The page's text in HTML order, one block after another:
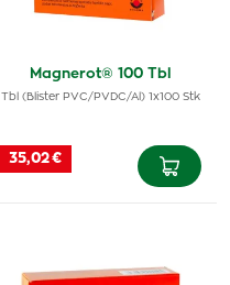
Magnerot® 100 Tbl
Tbl (Blister PVC/PVDC/Al) 1x100 Stk
35,02 €